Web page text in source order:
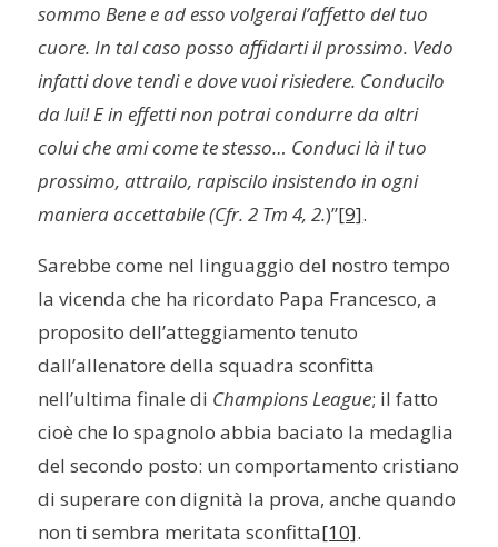
sommo Bene e ad esso volgerai l’affetto del tuo
cuore. In tal caso posso affidarti il prossimo. Vedo
infatti dove tendi e dove vuoi risiedere. Conducilo
da lui! E in effetti non potrai condurre da altri
colui che ami come te stesso… Conduci là il tuo
prossimo, attrailo, rapiscilo insistendo in ogni
maniera accettabile (Cfr. 2 Tm 4, 2.)”[9].
Sarebbe come nel linguaggio del nostro tempo
la vicenda che ha ricordato Papa Francesco, a
proposito dell’atteggiamento tenuto
dall’allenatore della squadra sconfitta
nell’ultima finale di Champions League; il fatto
cioè che lo spagnolo abbia baciato la medaglia
del secondo posto: un comportamento cristiano
di superare con dignità la prova, anche quando
non ti sembra meritata sconfitta[10].